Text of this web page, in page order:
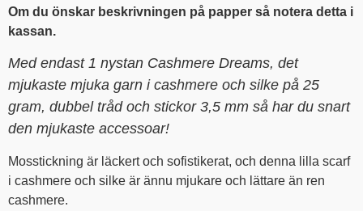
Om du önskar beskrivningen på papper så notera detta i
kassan.
Med endast 1 nystan Cashmere Dreams, det
mjukaste mjuka garn i cashmere och silke på 25
gram, dubbel tråd och stickor 3,5 mm så har du snart
den mjukaste accessoar!
Mosstickning är läckert och sofistikerat, och denna lilla scarf
i cashmere och silke är ännu mjukare och lättare än ren
cashmere.